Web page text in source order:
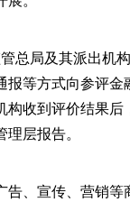
总局及其派出机
报等方式向参评金
构收到评价结果
层报告。
告、宣传、营销等